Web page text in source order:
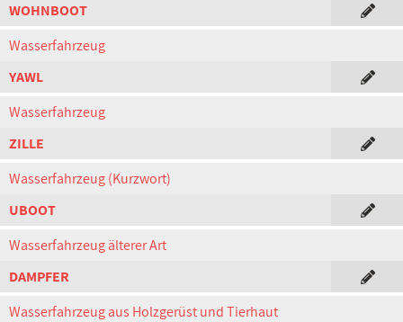
WOHNBOOT
Wasserfahrzeug
YAWL
Wasserfahrzeug
ZILLE
Wasserfahrzeug (Kurzwort)
UBOOT
Wasserfahrzeug älterer Art
DAMPFER
Wasserfahrzeug aus Holzgerüst und Tierhaut